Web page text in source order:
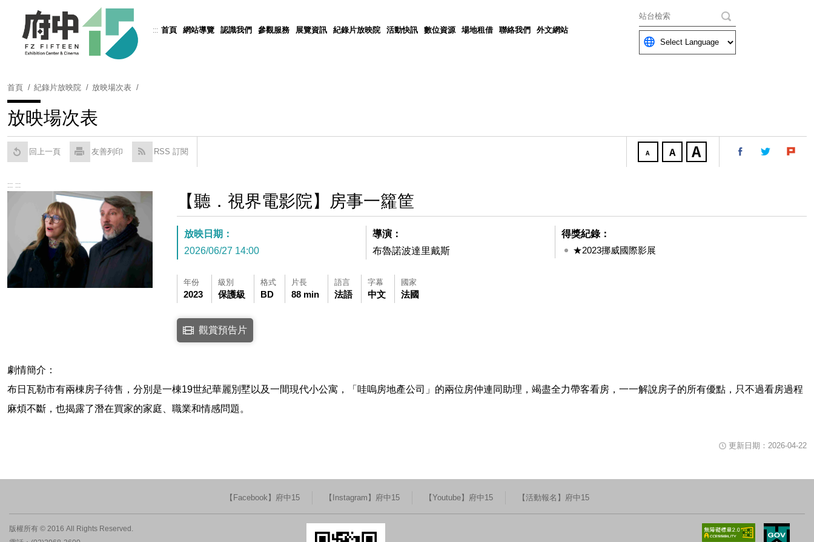
::: 首頁 網站導覽 認識我們 參觀服務 展覽資訊 紀錄片放映院 活動快訊 數位資源 場地租借 聯絡我們 外文網站
關鍵字
Powered by Translate
首頁 紀錄片放映院 放映場次表
放映場次表
回上一頁 友善列印 RSS 訂閱
::: :::
【聽．視界電影院】房事一籮筐
放映日期：
2026/06/27 14:00
導演：
布魯諾波達里戴斯
得獎紀錄：
★2023挪威國際影展
年份
2023
級別
保護級
格式
BD
片長
88 min
語言
法語
字幕
中文
國家
法國
點擊下列連結開啟視窗後，可使用鍵盤Tab鍵移至影片中央播放鍵，再按鍵盤Enter鍵播放影片，影片播放時可用鍵盤空白鍵暫停或重新播放影片，關閉視窗請使用鍵盤Tab鍵
連結至Youtube網站觀看此影片(開新視窗)
觀賞預告片
劇情簡介：
布日瓦勒市有兩棟房子待售，分別是一棟19世紀華麗別墅以及一間現代小公寓，「哇嗚房地產公司」的兩位房仲連同助理，竭盡全力帶客看房，一一解說房子的所有優點，只不過看房過程
麻煩不斷，也揭露了潛在買家的家庭、職業和情感問題。
更新日期：2026-04-22
【Facebook】府中15 【Instagram】府中15 【Youtube】府中15 【活動報名】府中15
版權所有 © 2016 All Rights Reserved.